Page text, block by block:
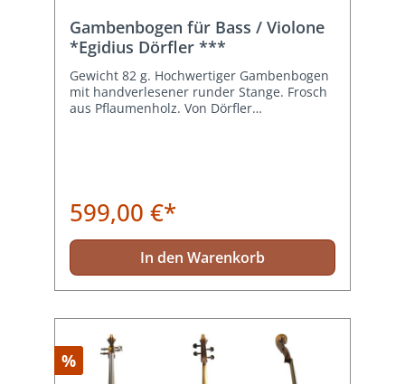
Gambenbogen für Bass / Violone
*Egidius Dörfler ***
Gewicht 82 g. Hochwertiger Gambenbogen
mit handverlesener runder Stange. Frosch
aus Pflaumenholz. Von Dörfler
599,00 €*
In den Warenkorb
%